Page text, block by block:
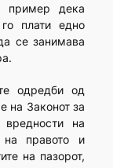
пример дека
плати едно
се занимава
одредби од
на Законот за
на
на правото и
на пазорот,